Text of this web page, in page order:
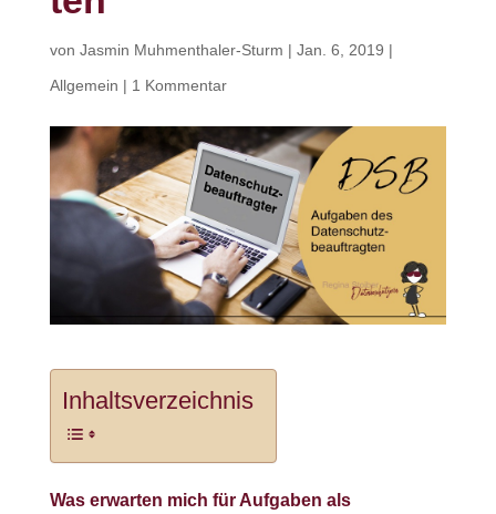
von Jasmin Muhmenthaler-Sturm | Jan. 6, 2019 |
Allgemein | 1 Kommentar
Inhaltsverzeichnis
Was erwarten mich für Aufgaben als